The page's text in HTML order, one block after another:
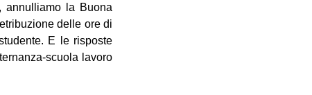
annulliamo la Buona
delle ore di
E le risposte
scuola lavoro